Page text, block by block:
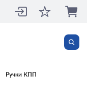
Ручки КПП